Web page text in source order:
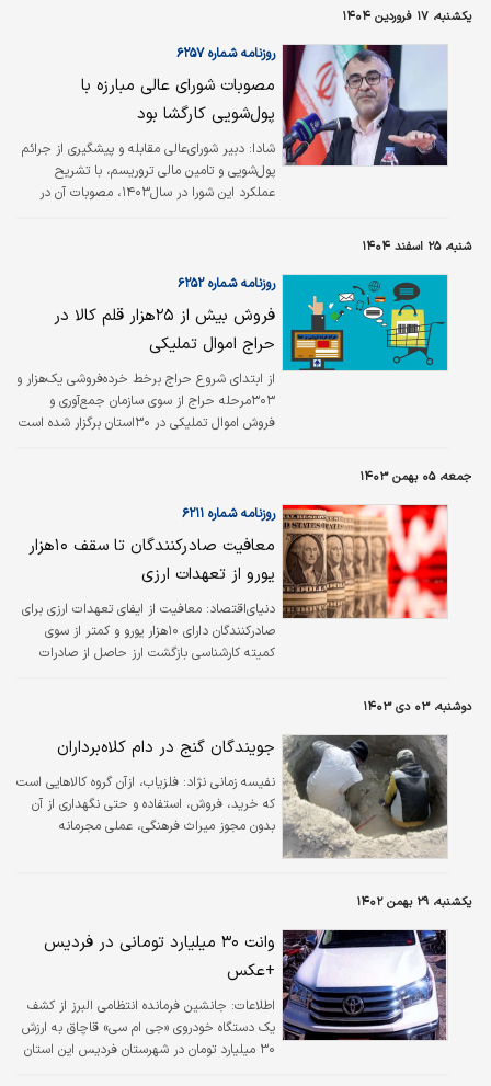
یکشنبه، ۱۷ فروردین ۱۴۰۴
روزنامه شماره ۶۲۵۷
مصوبات شورای عالی مبارزه با
پول‌شویی کارگشا بود
شادا: دبیر شورای‌عالی مقابله و پیشگیری از جرائم
پول‌شویی و تامین مالی تروریسم، با تشریح
عملکرد این شورا در سال۱۴۰۳، مصوبات آن در
گفت‌وگویی، تصویب راهکارهای پیشگیری از جرم
گذشته برشمرد و افزود: با همکاری مشترک مرکز
اطلاعات مالی و ستاد مبارزه با قاچاق کالا و ارز،
نقاط آسیب‌پذیر درخصوص قاچاق کالا به‌عنوان
جرم منشأ پول‌شویی شناسایی و…
شنبه، ۲۵ اسفند ۱۴۰۴
روزنامه شماره ۶۲۵۲
فروش بیش از ۲۵هزار قلم کالا در
حراج اموال تملیکی
از ابتدای شروع حراج برخط خرده‌فروشی یک‌هزار و
۳۰۳مرحله حراج از سوی سازمان جمع‌آوری و
فروش اموال تملیکی در ۳۰استان برگزار شده است
جمعه، ۰۵ بهمن ۱۴۰۳
روزنامه شماره ۶۲۱۱
معافیت صادرکنندگان تا سقف ۱۰‌هزار
یورو از تعهدات ارزی
دنیای‌اقتصاد: معافیت از ایفای تعهدات ارزی برای
صادرکنندگان دارای ۱۰‌هزار یورو و کمتر از سوی
کمیته کارشناسی بازگشت ارز حاصل از صادرات
محدودیت‌های ایجادشده برای دارندگان کارت
بازرگانی دارای صادرات تا سقف ۱۰ یورو مقرر شد:
شناسه‏‏‏‏‏‏‏‏‌های ملی که جمع صادرات سال‌های ۱۳۹۷ تا
پایان سال‌۱۴۰۲ آنها به میزان ۱۰‌هزار یورو و کمتر
است، از شمول تعهدات ارزی حاصل از…
دوشنبه، ۰۳ دی ۱۴۰۳
جویندگان گنج در دام کلاه‌برداران
نفیسه زمانی نژاد: فلزیاب، ازآن گروه کالاهایی است
که خرید، ‌فروش، ‌استفاده و حتی نگهداری از آن
بدون مجوز میراث فرهنگی، عملی مجرمانه
موجب کشش افراد زیادی به خرید آن با صرف
هزینه های سنگین می شود. به‌طوری که خبرها
وگزارش ها حکایت از عرضه، کشف وضبط اینگونه
ادوات، درگوشه وکنار این کشور دارد.
یکشنبه، ۲۹ بهمن ۱۴۰۲
وانت ۳۰ میلیارد تومانی در فردیس
+عکس
اطلاعات: جانشین فرمانده انتظامی البرز از کشف
یک دستگاه خودروی «جی ام سی» قاچاق به ارزش
۳۰ میلیارد تومان در شهرستان فردیس این استان